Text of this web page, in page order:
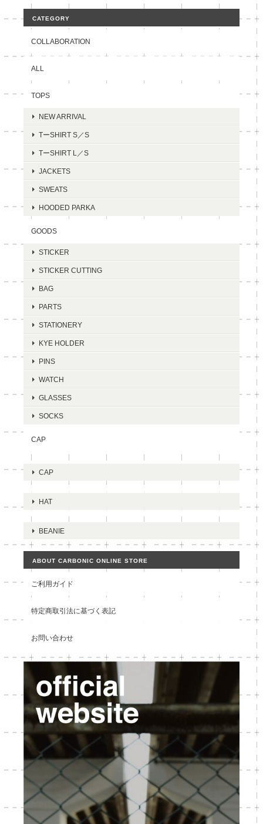
CATEGORY
COLLABORATION
ALL
TOPS
NEW ARRIVAL
TーSHIRT S／S
TーSHIRT L／S
JACKETS
SWEATS
HOODED PARKA
GOODS
STICKER
STICKER CUTTING
BAG
PARTS
STATIONERY
KYE HOLDER
PINS
WATCH
GLASSES
SOCKS
CAP
CAP
HAT
BEANIE
ABOUT CARBONIC ONLINE STORE
ご利用ガイド
特定商取引法に基づく表記
お問い合わせ